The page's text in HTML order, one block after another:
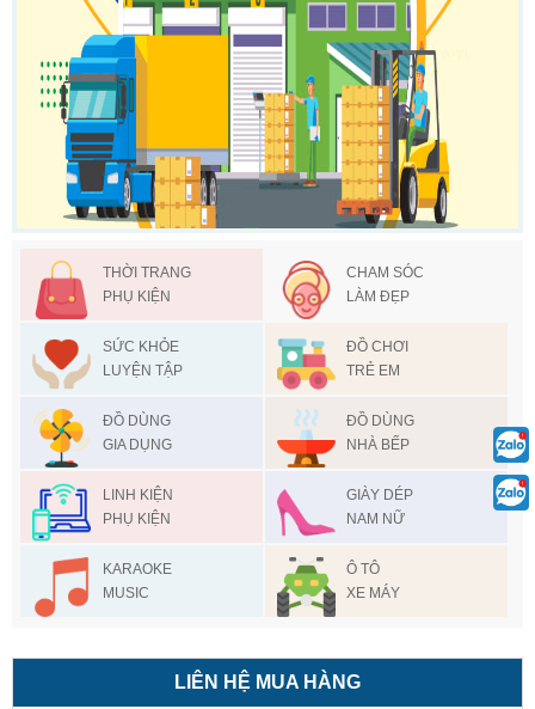
THỜI TRANG
PHỤ KIỆN
CHAM SÓC
LÀM ĐẸP
SỨC KHỎE
LUYỆN TẬP
ĐỒ CHƠI
TRẺ EM
ĐỒ DÙNG
GIA DỤNG
ĐỒ DÙNG
NHÀ BẾP
LINH KIỆN
PHỤ KIỆN
GIÀY DÉP
NAM NỮ
KARAOKE
MUSIC
Ô TÔ
XE MÁY
LIÊN HỆ MUA HÀNG